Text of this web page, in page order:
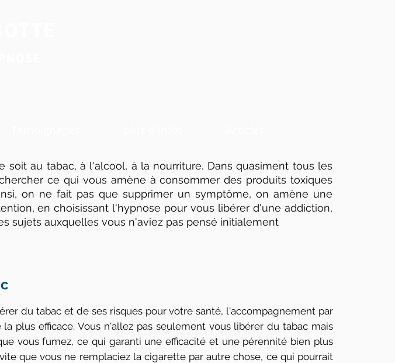
soit au tabac, à l'alcool, à la nourriture. Dans quasiment tous les
ce qui vous amène à consommer des produits toxiques
on ne fait pas que supprimer un symptôme, on amène une
en choisissant l'hypnose pour vous libérer d'une addiction,
sujets auxquelles vous n'aviez pas pensé initialement
du tabac et de ses risques pour votre santé, l'accompagnement par
plus efficace. Vous n'allez pas seulement vous libérer du tabac mais
vous fumez, ce qui garanti une efficacité et une pérennité bien plus
que vous ne remplaciez la cigarette par autre chose, ce qui pourrait